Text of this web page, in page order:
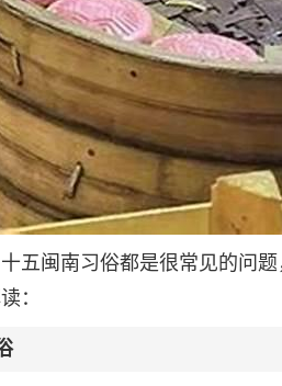
五闽南习俗都是很常见的问
：